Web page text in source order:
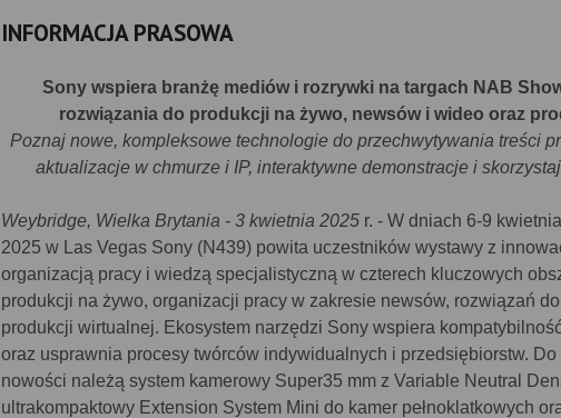
INFORMACJA PRASOWA
Sony wspiera branżę mediów i rozrywki na targach NAB
rozwiązania do produkcji na żywo, newsów i wideo oraz
Poznaj nowe, kompleksowe technologie do przechwytywania treści
aktualizacje w chmurze i IP, interaktywne demonstracje i
Weybridge, Wielka Brytania - 3 kwietnia 2025 r. - W dniach 6-9
2025 w Las Vegas Sony (N439) powita uczestników wystawy z
organizacją pracy i wiedzą specjalistyczną w czterech kluczowych
produkcji na żywo, organizacji pracy w zakresie newsów, rozwiązań
produkcji wirtualnej. Ekosystem narzędzi Sony wspiera
oraz usprawnia procesy twórców indywidualnych i przedsiębiorstw.
nowości należą system kamerowy Super35 mm z Variable Neutral
ultrakompaktowy Extension System Mini do kamer pełnoklatkowych